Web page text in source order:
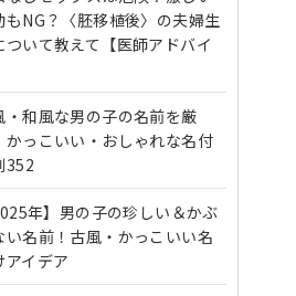
もNG？〈胚移植後〉の夫婦生
ついて教えて【医師アドバイ
・和風な男の子の名前を厳
かっこいい・おしゃれな名付
352
年】男の子の珍しい＆かぶ
い名前！古風・かっこいい名
アイデア